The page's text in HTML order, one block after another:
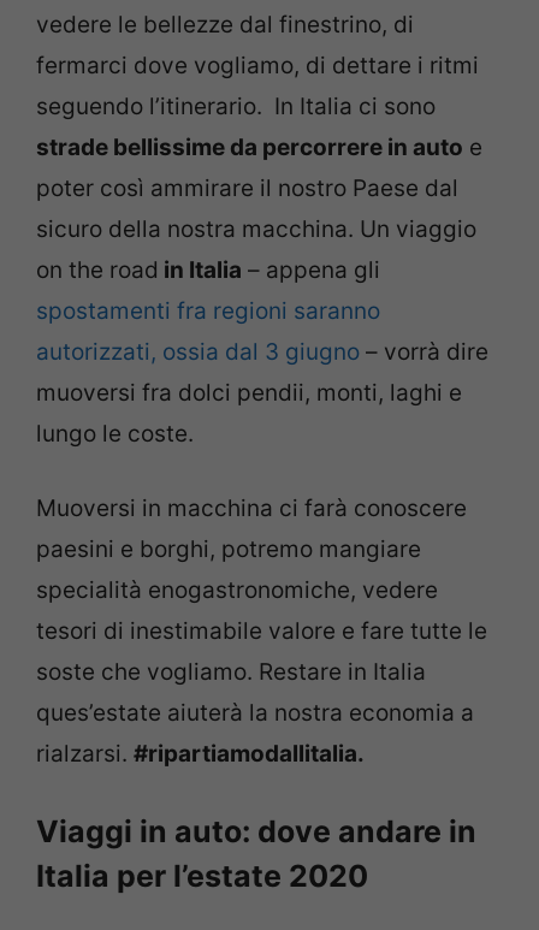
vedere le bellezze dal finestrino, di
fermarci dove vogliamo, di dettare i ritmi
seguendo l’itinerario. In Italia ci sono
strade bellissime da percorrere in auto e
poter così ammirare il nostro Paese dal
sicuro della nostra macchina. Un viaggio
on the road in Italia – appena gli
spostamenti fra regioni saranno
autorizzati, ossia dal 3 giugno – vorrà dire
muoversi fra dolci pendii, monti, laghi e
lungo le coste.
Muoversi in macchina ci farà conoscere
paesini e borghi, potremo mangiare
specialità enogastronomiche, vedere
tesori di inestimabile valore e fare tutte le
soste che vogliamo. Restare in Italia
ques’estate aiuterà la nostra economia a
rialzarsi. #ripartiamodallitalia.
Viaggi in auto: dove andare in
Italia per l’estate 2020